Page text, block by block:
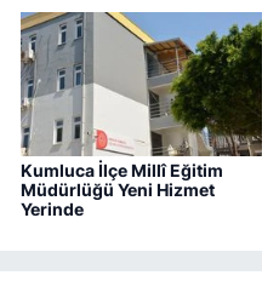
Kumluca İlçe Millî Eğitim
Müdürlüğü Yeni Hizmet
Yerinde